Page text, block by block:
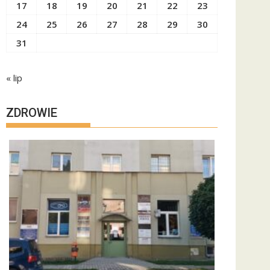
17
18 19 20 21 22
23
24
25 26 27 28 29
30
31
« lip
ZDROWIE